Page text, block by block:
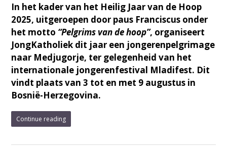
In het kader van het Heilig Jaar van de Hoop
2025, uitgeroepen door paus Franciscus onder
het motto “Pelgrims van de hoop”, organiseert
JongKatholiek dit jaar een jongerenpelgrimage
naar Medjugorje, ter gelegenheid van het
internationale jongerenfestival Mladifest. Dit
vindt plaats van 3 tot en met 9 augustus in
Bosnië-Herzegovina.
Continue reading